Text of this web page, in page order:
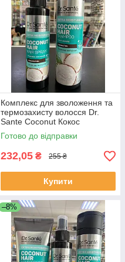
Комплекс для зволоження та
термозахисту волосся Dr.
Sante Coconut Кокос
(Шампунь 250 мл + Спрей
150 мл)
Готово до відправки
232,05 ₴ 255 ₴
Купити
–8%